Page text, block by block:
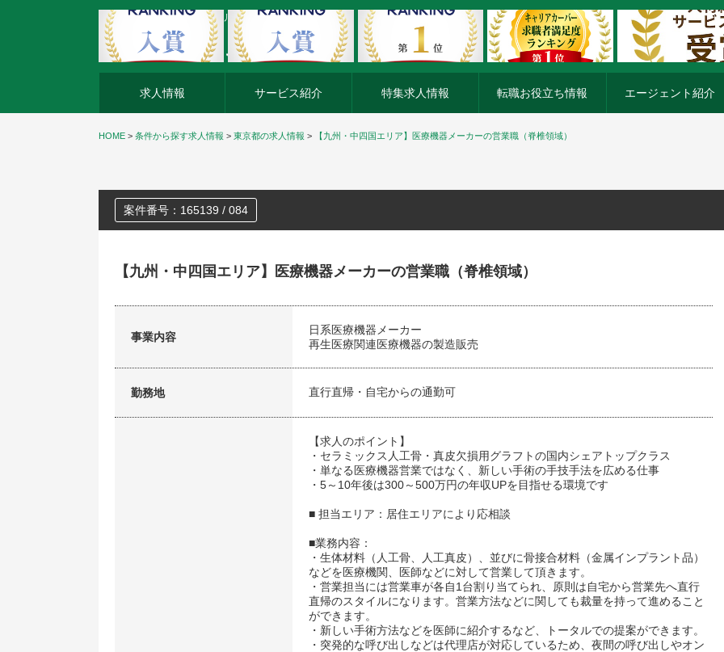
外資系企業の転職・キャリア転職ならアージスジャパン
求人情報 サービス紹介 特集求人情報 転職お役立ち情報 エージェント紹介
HOME > 条件から探す求人情報 > 東京都の求人情報 > 【九州・中四国エリア】医療機器メーカーの営業職（脊椎領域）
案件番号：165139 / 084
【九州・中四国エリア】医療機器メーカーの営業職（脊椎領域）
事業内容
日系医療機器メーカー
再生医療関連医療機器の製造販売
勤務地 直行直帰・自宅からの通勤可
【求人のポイント】
・セラミックス人工骨・真皮欠損用グラフトの国内シェアトップクラス
・単なる医療機器営業ではなく、新しい手術の手技手法を広める仕事
・5～10年後は300～500万円の年収UPを目指せる環境です
■ 担当エリア：居住エリアにより応相談
■業務内容：
・生体材料（人工骨、人工真皮）、並びに骨接合材料（金属インプラント品）
などを医療機関、医師などに対して営業して頂きます。
・営業担当には営業車が各自1台割り当てられ、原則は自宅から営業先へ直行
直帰のスタイルになります。営業方法などに関しても裁量を持って進めること
ができます。
・新しい手術方法などを医師に紹介するなど、トータルでの提案ができます。
・突発的な呼び出しなどは代理店が対応しているため、夜間の呼び出しやオン